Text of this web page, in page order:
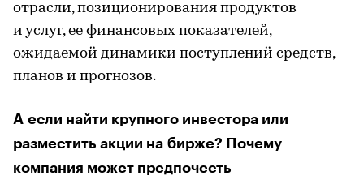
отрасли, позиционирования продуктов
и услуг, ее финансовых показателей,
ожидаемой динамики поступлений средств,
планов и прогнозов.
А если найти крупного инвестора или
разместить акции на бирже? Почему
компания может предпочесть